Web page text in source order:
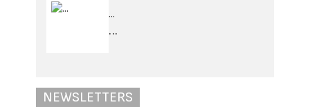
...
...
NEWSLETTERS